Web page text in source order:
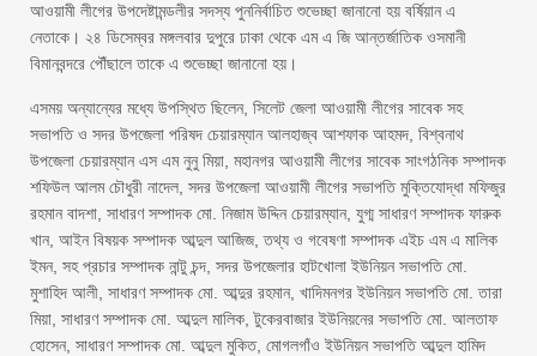
আওয়ামী লীগের উপদেষ্টামন্ডলীর সদস্য পুননির্বাচিত শুভেচ্ছা জানানো হয় বর্ষিয়ান এ
নেতাকে। ২৪ ডিসেম্বর মঙ্গলবার দুপুরে ঢাকা থেকে এম এ জি আন্তর্জাতিক ওসমানী
বিমানবন্দরে পৌঁছালে তাকে এ শুভেচ্ছা জানানো হয়।
এসময় অন্যান্যের মধ্যে উপস্থিত ছিলেন, সিলেট জেলা আওয়ামী লীগের সাবেক সহ
সভাপতি ও সদর উপজেলা পরিষদ চেয়ারম্যান আলহাজ্ব আশফাক আহমদ, বিশ্বনাথ
উপজেলা চেয়ারম্যান এস এম নুনু মিয়া, মহানগর আওয়ামী লীগের সাবেক সাংগঠনিক সম্পাদক
শফিউল আলম চৌধুরী নাদেল, সদর উপজেলা আওয়ামী লীগের সভাপতি মুক্তিযোদ্ধা মফিজুর
রহমান বাদশা, সাধারণ সম্পাদক মো. নিজাম উদ্দিন চেয়ারম্যান, যুগ্ম সাধারণ সম্পাদক ফারুক
খান, আইন বিষয়ক সম্পাদক আব্দুল আজিজ, তথ্য ও গবেষণা সম্পাদক এইচ এম এ মালিক
ইমন, সহ প্রচার সম্পাদক নান্টু চন্দ, সদর উপজেলার হাটখোলা ইউনিয়ন সভাপতি মো.
মুশাহিদ আলী, সাধারণ সম্পাদক মো. আব্দুর রহমান, খাদিমনগর ইউনিয়ন সভাপতি মো. তারা
মিয়া, সাধারণ সম্পাদক মো. আব্দুল মালিক, টুকেরবাজার ইউনিয়নের সভাপতি মো. আলতাফ
হোসেন, সাধারণ সম্পাদক মো. আব্দুল মুকিত, মোগলগাঁও ইউনিয়ন সভাপতি আব্দুল হামিদ